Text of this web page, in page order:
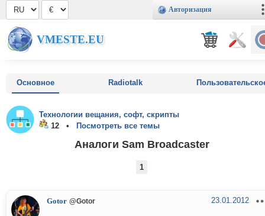
Авторизация
VMESTE.EU
Основное Radiotalk
Технологии вещания, софт, скрипты
12 •
Посмотреть все темы
Аналоги Sam Broadcaster
1
Gotor @Gotor 23.01.2012